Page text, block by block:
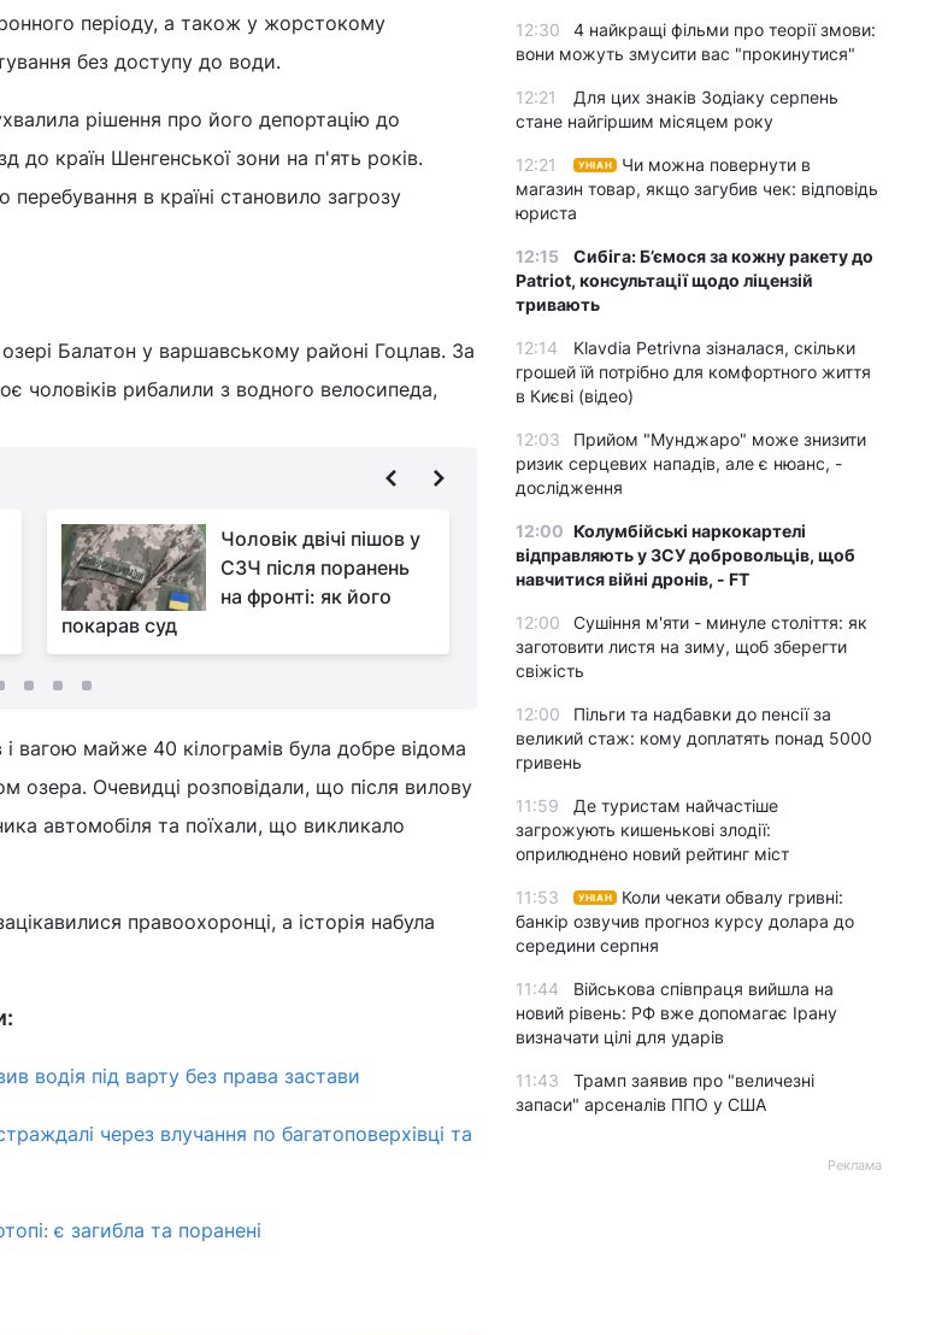
періоду, а також у жорстокому
без доступу до води.
рішення про його депортацію до
до країн Шенгенської зони на п'ять років.
в країні становило загрозу
Балатон у варшавському районі Гоцлав. За
чоловіків рибалили з водного велосипеда,
Чоловік двічі пішов у
СЗЧ після поранень
на фронті: як його
покарав суд
Агент ФСБ готував
втечу з-під варти та
просив куратора
атакувати СІЗО
вагою майже 40 кілограмів була добре відома
озера. Очевидці розповідали, що після вилову
автомобіля та поїхали, що викликало
правоохоронці, а історія набула
водія під варту без права застави
через влучання по багатоповерхівці та
є загибла та поранені
12:30
4 найкращі фільми про теорії змови:
вони можуть змусити вас "прокинутися"
12:21
Для цих знаків Зодіаку серпень
стане найгіршим місяцем року
12:21 УНІАН
Чи можна повернути в
магазин товар, якщо загубив чек: відповідь
юриста
12:15
Сибіга: Б’ємося за кожну ракету до
Patriot, консультації щодо ліцензій
тривають
12:14
Klavdia Petrivna зізналася, скільки
грошей їй потрібно для комфортного життя
в Києві (відео)
12:03
Прийом "Мунджаро" може знизити
ризик серцевих нападів, але є нюанс, -
дослідження
12:00 Колумбійські наркокартелі
відправляють у ЗСУ добровольців, щоб
навчитися війні дронів, - FT
12:00
Сушіння м'яти - минуле століття: як
заготовити листя на зиму, щоб зберегти
свіжість
12:00
Пільги та надбавки до пенсії за
великий стаж: кому доплатять понад 5000
гривень
11:59
Де туристам найчастіше
загрожують кишенькові злодії:
оприлюднено новий рейтинг міст
11:53 УНІАН
Коли чекати обвалу гривні:
банкір озвучив прогноз курсу долара до
середини серпня
11:44
Військова співпраця вийшла на
новий рівень: РФ вже допомагає Ірану
визначати цілі для ударів
11:43
Трамп заявив про "величезні
запаси" арсеналів ППО у США
Реклама